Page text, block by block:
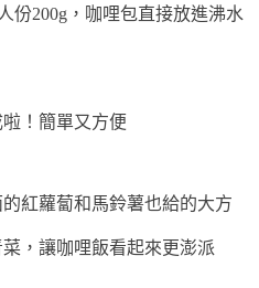
份200g，咖哩包直接放進沸水
！簡單又方便
紅蘿蔔和馬鈴薯也給的大方
，讓咖哩飯看起來更澎派